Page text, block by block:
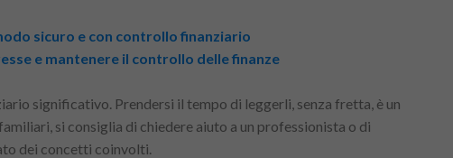
sicuro e con controllo finanziario
e mantenere il controllo delle finanze
significativo. Prendersi il tempo di leggerli, senza fretta, è un
si consiglia di chiedere aiuto a un professionista o di
dei concetti coinvolti.